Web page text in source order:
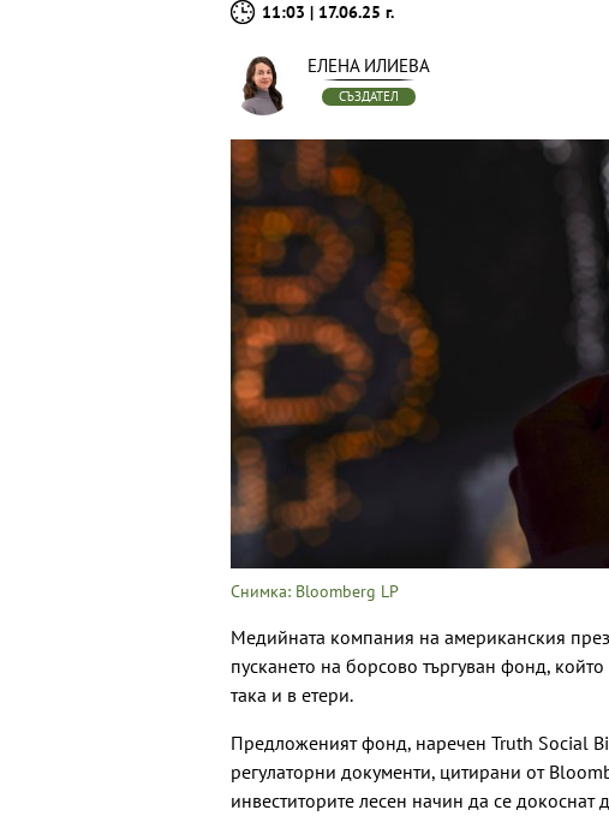
11:03 | 17.06.25 г.
ЕЛЕНА ИЛИЕВА
СЪЗДАТЕЛ
Снимка: Bloomberg LP
Медийната компания на американския
пускането на борсово търгуван фонд,
така и в етери.
Предложеният фонд, наречен Truth Social
регулаторни документи, цитирани от
инвеститорите лесен начин да се